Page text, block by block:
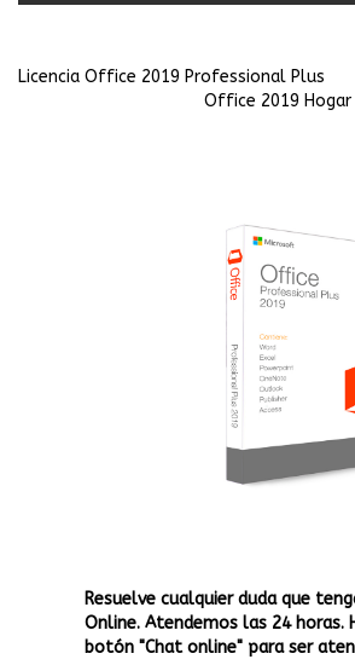
Licencia Office 2019 Professional Plus
Office 2019 Hogar
Resuelve cualquier duda que
Online. Atendemos las 24 horas.
botón "Chat online" para ser